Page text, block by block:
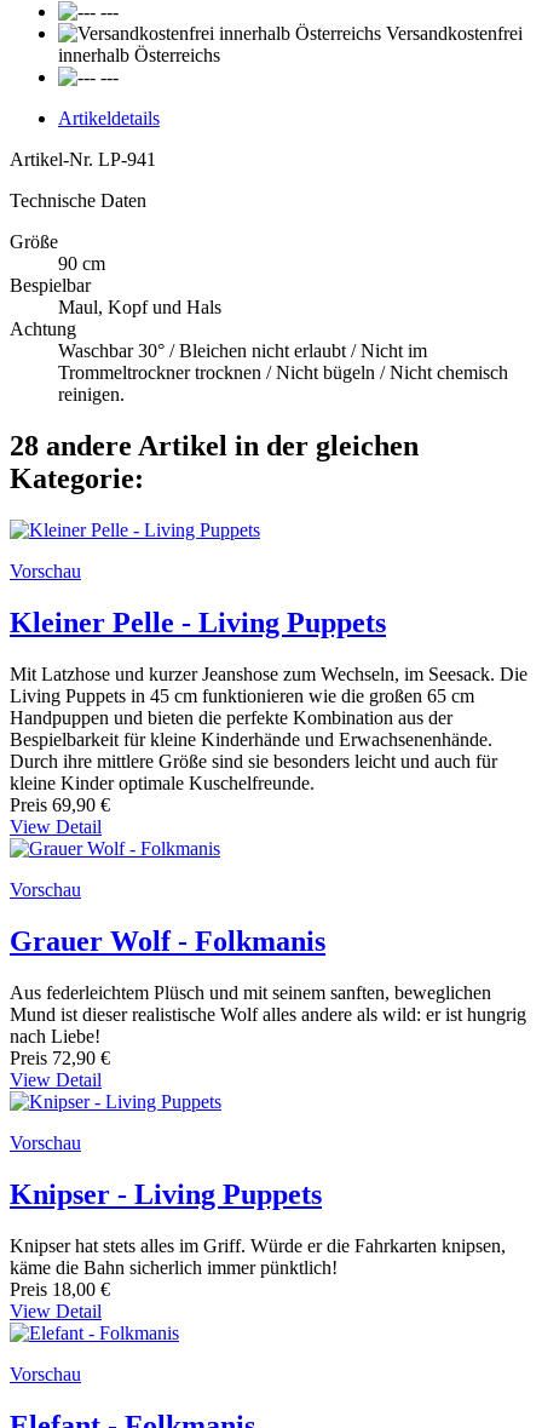
---
Versandkostenfrei
innerhalb Österreichs
---
Artikeldetails
Artikel-Nr. LP-941
Technische Daten
Größe
90 cm
Bespielbar
Maul, Kopf und Hals
Achtung
Waschbar 30° / Bleichen nicht erlaubt / Nicht im
Trommeltrockner trocknen / Nicht bügeln / Nicht chemisch
reinigen.
28 andere Artikel in der gleichen
Kategorie:
Vorschau
Kleiner Pelle - Living Puppets
Mit Latzhose und kurzer Jeanshose zum Wechseln, im Seesack. Die
Living Puppets in 45 cm funktionieren wie die großen 65 cm
Handpuppen und bieten die perfekte Kombination aus der
Bespielbarkeit für kleine Kinderhände und Erwachsenenhände.
Durch ihre mittlere Größe sind sie besonders leicht und auch für
kleine Kinder optimale Kuschelfreunde.
Preis 69,90 €
View Detail
Vorschau
Grauer Wolf - Folkmanis
Aus federleichtem Plüsch und mit seinem sanften, beweglichen
Mund ist dieser realistische Wolf alles andere als wild: er ist hungrig
nach Liebe!
Preis 72,90 €
View Detail
Vorschau
Knipser - Living Puppets
Knipser hat stets alles im Griff. Würde er die Fahrkarten knipsen,
käme die Bahn sicherlich immer pünktlich!
Preis 18,00 €
View Detail
Vorschau